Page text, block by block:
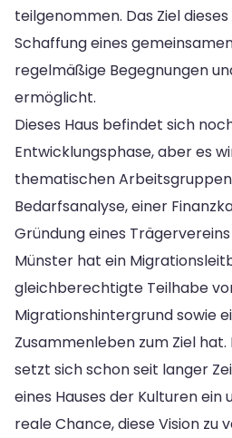
teilgenommen. Das Ziel
Schaffung eines
regelmäßige Begegnungen
ermöglicht.
Dieses Haus befindet sich
Entwicklungsphase, aber es
thematischen
Bedarfsanalyse, einer
Gründung eines
Münster hat ein
gleichberechtigte Teilhabe
Migrationshintergrund sowie
Zusammenleben zum Ziel
setzt sich schon seit langer
eines Hauses der Kulturen ein
reale Chance, diese Vision zu